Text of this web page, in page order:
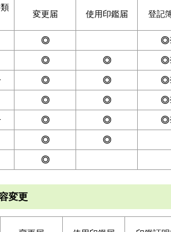
変更届 使用印鑑届 登記
◎
◎ ◎
◎ ◎
◎ ◎
◎ ◎
◎ ◎
◎
変更